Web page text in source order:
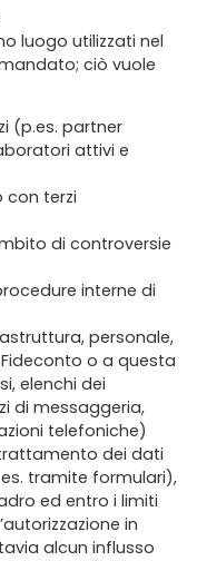
luogo utilizzati nel
ciò vuole
(p.es. partner
attivi e
con terzi
di controversie
interne di
personale,
o a questa
elenchi dei
di messaggeria,
telefoniche)
dei dati
tramite formulari),
ed entro i limiti
in
alcun influsso